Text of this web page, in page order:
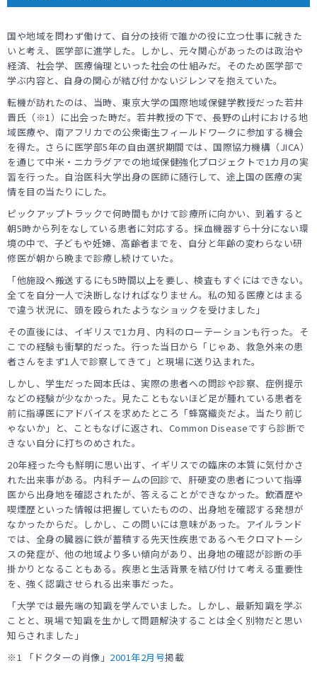
国や地域を問わず働けて、自分の技術で誰かの役に立つ仕事に就きた
いと考え、医学部に進学した。しかし、元々関心があったのは政治や
経済、社会学、医療倫理といった社会の仕組みだ。そのため医学部で
学ぶ内容と、自身の関心が結び付かないジレンマを抱えていた。
転機が訪れたのは、当時、東京大学の国際地域保健学教授だった若井
晋氏（※1）に出会った時だ。若井教授の下で、長野の山村における地
域医療や、南アフリカでの公衆衛生フィールドワークに参加する機会
を得た。さらに医学部5年の自由選択期間では、国際協力機構（JICA）
を通じて中米・ニカラグアでの地域保健強化プロジェクトで1カ月の実
習を行った。自治医科大学出身の医師に随行して、途上国の医療の実
情を目の当たりにした。
ピックアップトラックで何時間もかけて診療所に向かい、到着すると
朝5時から列をなしている患者に対応する。採血機器すら十分にない環
境の中で、子どもや妊婦、高齢者までを、自分と年齢の変わらない研
修医が朝から晩まで診療し続けていた。
「他施設へ搬送するにも5時間以上を要し、検査もすぐにはできない。
全てを自分一人で決断しなければなりません。私の知る医療とはまる
で違う状況に、頭を殴られたようなショックを受けました」
その直後には、イギリスで1カ月、内科のローテーションも行った。そ
こでの経験も衝撃的だった。行った当日から「じゃあ、救急外来の患
者さんをまず1人で診察してきて」と現場に送り込まれた。
しかし、学生だった岡本氏は、実際の患者への問診や診察、症例提示
などの経験が少なかった。見たこともないほど足が腫れている患者を
前に指導医にアドバイスを求めたところ「蜂窩織炎だよ。当たり前じ
ゃないか」と、こともなげに返され、Common Diseaseですら診断で
きない自分に打ちのめされた。
20年経った今も鮮明に思い出す、イギリスでの臨床の本質に気付かさ
れた出来事がある。内科チームの回診で、肝硬変の患者について指導
医から出身地を確認されたが、答えることができなかった。飲酒歴や
喫煙歴といった情報は把握していたものの、出身地を確認する発想が
なかったからだ。しかし、この問いには意味があった。アイルランド
では、全身の臓器に鉄が蓄積する先天性疾患であるヘモクロマトーシ
スの発症が、他の地域より多い傾向があり、出身地の確認が診断の手
掛かりとなることもある。疾患と生活背景を結び付けて考える重要性
を、強く認識させられる出来事だった。
「大学では最先端の知識を学んでいました。しかし、最新知識を学ぶ
ことと、現場で知識を生かして問題解決することは全く別物だと思い
知らされました」
※1 「ドクターの肖像」 2001年2月号掲載